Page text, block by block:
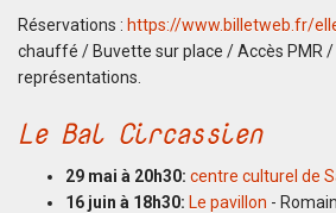
Réservations : https://www.billetweb.fr/
chauffé / Buvette sur place / Accès PMR /
représentations.
Le Bal Circassien
29 mai à 20h30: centre culturel de
16 juin à 18h30: Le pavillon -